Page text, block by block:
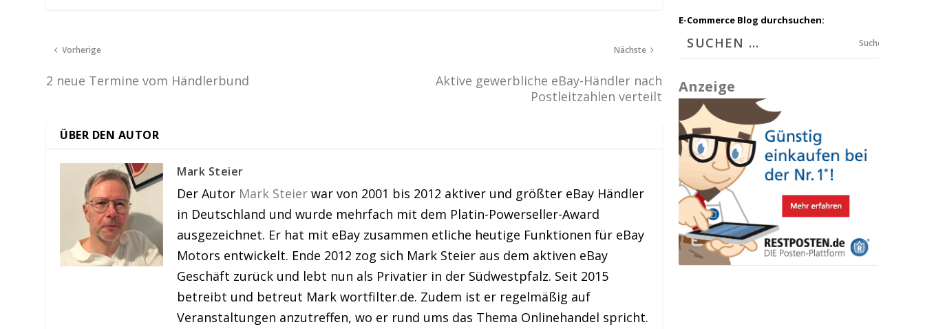
Vorherige
2 neue Termine vom Händlerbund
Nächste
Aktive gewerbliche eBay-Händler nach
Postleitzahlen verteilt
ÜBER DEN AUTOR
Mark Steier
Der Autor Mark Steier war von 2001 bis 2012 aktiver und größter eBay Händler
in Deutschland und wurde mehrfach mit dem Platin-Powerseller-Award
ausgezeichnet. Er hat mit eBay zusammen etliche heutige Funktionen für eBay
Motors entwickelt. Ende 2012 zog sich Mark Steier aus dem aktiven eBay
Geschäft zurück und lebt nun als Privatier in der Südwestpfalz. Seit 2015
betreibt und betreut Mark wortfilter.de. Zudem ist er regelmäßig auf
Veranstaltungen anzutreffen, wo er rund ums das Thema Onlinehandel spricht.
E-Commerce Blog durchsuchen:
Suchen
Anzeige